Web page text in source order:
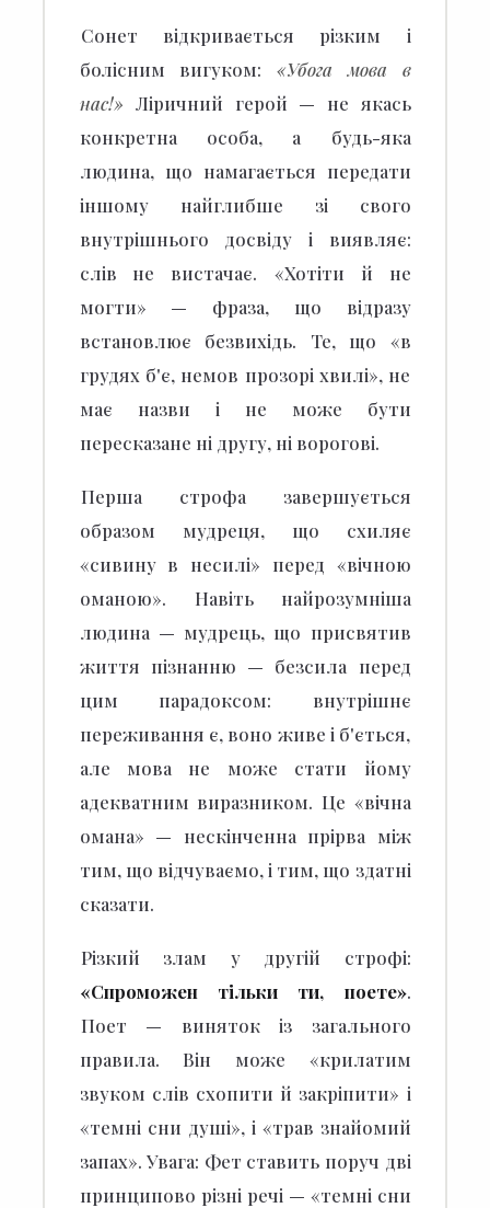
Сонет відкривається різким і
болісним вигуком: «Убога мова в
нас!» Ліричний герой — не якась
конкретна особа, а будь-яка
людина, що намагається передати
іншому найглибше зі свого
внутрішнього досвіду і виявляє:
слів не вистачає. «Хотіти й не
могти» — фраза, що відразу
встановлює безвихідь. Те, що «в
грудях б'є, немов прозорі хвилі», не
має назви і не може бути
пересказане ні другу, ні ворогові.
Перша строфа завершується
образом мудреця, що схиляє
«сивину в несилі» перед «вічною
оманою».
Навіть найрозумніша
людина — мудрець, що присвятив
життя пізнанню — безсила перед
цим парадоксом: внутрішнє
переживання є, воно живе і б'ється,
але мова не може стати йому
адекватним виразником. Це «вічна
омана» — нескінченна прірва між
тим, що відчуваємо, і тим, що здатні
сказати.
Різкий злам у другій строфі:
«Спроможен тільки ти, поете».
Поет — виняток із загального
правила. Він може «крилатим
звуком слів схопити й закріпити» і
«темні сни душі», і «трав знайомий
запах». Увага: Фет ставить поруч дві
принципово різні речі — «темні сни